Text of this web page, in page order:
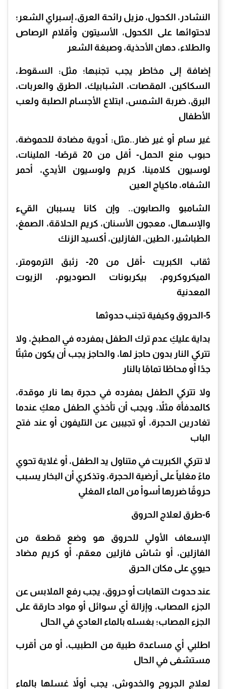
النشادر، الكحول، مزيل رائحة العرق، إسبراي الشعر؛
لاحتوائها على الكحول، الأسيتون وأقلام الرصاص
والطلاء، دهان الأحذية، وصبغة الشعر
إضافة إلى مخاطر يجب تجنبها؛ مثل: السقوط،
السكاكين، المقصات، الشبابيك، الطرق والعربات،
البرق، ضربة الشمس، ابتلاع الأجسام الصلبة ولعب
الأطفال
غير سام أو غير ضار..مثل: أدوية مضادة للحموضة،
حبوب منع الحمل- أقل من 20 قرصًا- الملينات،
لوسيون كلامينا، كريم ولوسيون الأيدي، أحمر
الشفاه، ماكياج العين
الشامبو والصابون.. وإن كانا يسببان القيء
والإسهال، معجون الأسنان، كريم الحلاقة، الصمغ،
الطباشير، الطين، الفازلين، أكسيد الزنك
ثقاب الكبريت -أقل من 20- زئبق الترمومتر،
الميكروكروم، بيكربونات الصوديوم، الزيوت
المعدنية
5-الحروق وكيفية تجنب حدوثها
بداية عليكِ عدم ترك الطفل بمفرده في المطبخ، ولا
تتركي النار بدون حاجز لها، والحاجز يجب أن يكون مثبتًا
جدًا أو محاطًا تمامًا بالنار
ولا تتركي الطفل بمفرده في حجرة بها نار موقدة،
كالمدفأة مثلاً، ويجب أن تأخذي الطفل معكِ عندما
تغادرين الحجرة، أو تجيبين عن التليفون أو عند فتح
الباب
لا تتركي الكبريت في متناول يد الطفل، أو غلاية تحوي
ماءً مغلياً على أرضية الحجرة، وتذكري أن البخار يسبب
حروقًا ضررها أسوأ من الماء المغلي
6-طرق لعلاج الحروق
الإسعاف الأولي للحروق هو وضع قطعة من
الفازلين، أو شاش فازلين معقم، أو كريم مضاد
حيوي على مكان الحرق
عند حدوث التهابات أو حروق، يجب رفع الملابس عن
الجزء المصاب، وإزالة أي سوائل أو مواد حارقة على
الجزء المصاب؛ بغسله بالماء العادي في الحال
اطلبي أي مساعدة طبية من الطبيب، أو من أقرب
مستشفى في الحال
لعلاج الجروح والخدوش، يجب أولاً غسلها بالماء